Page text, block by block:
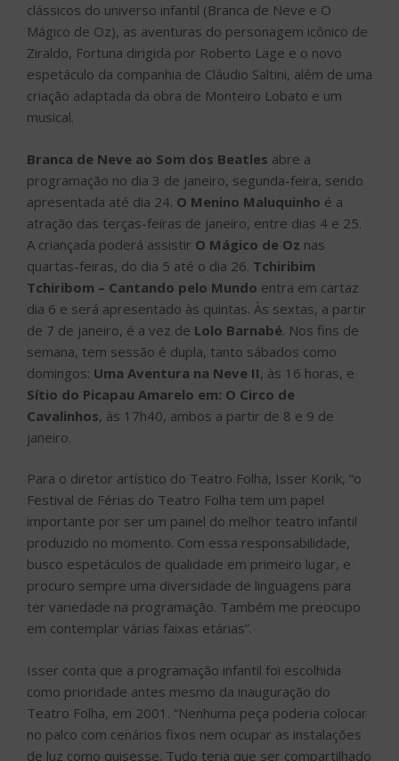
clássicos do universo infantil (Branca de Neve e O
Mágico de Oz), as aventuras do personagem icônico de
Ziraldo, Fortuna dirigida por Roberto Lage e o novo
espetáculo da companhia de Cláudio Saltini, além de uma
criação adaptada da obra de Monteiro Lobato e um
musical.
Branca de Neve ao Som dos Beatles abre a
programação no dia 3 de janeiro, segunda-feira, sendo
apresentada até dia 24. O Menino Maluquinho é a
atração das terças-feiras de janeiro, entre dias 4 e 25.
A criançada poderá assistir O Mágico de Oz nas
quartas-feiras, do dia 5 até o dia 26. Tchiribim
Tchiribom – Cantando pelo Mundo entra em cartaz
dia 6 e será apresentado às quintas. Às sextas, a partir
de 7 de janeiro, é a vez de Lolo Barnabé. Nos fins de
semana, tem sessão é dupla, tanto sábados como
domingos: Uma Aventura na Neve II, às 16 horas, e
Sítio do Picapau Amarelo em: O Circo de
Cavalinhos, às 17h40, ambos a partir de 8 e 9 de
janeiro.
Para o diretor artístico do Teatro Folha, Isser Korik, “o
Festival de Férias do Teatro Folha tem um papel
importante por ser um painel do melhor teatro infantil
produzido no momento. Com essa responsabilidade,
busco espetáculos de qualidade em primeiro lugar, e
procuro sempre uma diversidade de linguagens para
ter variedade na programação. Também me preocupo
em contemplar várias faixas etárias”.
Isser conta que a programação infantil foi escolhida
como prioridade antes mesmo da inauguração do
Teatro Folha, em 2001. “Nenhuma peça poderia colocar
no palco com cenários fixos nem ocupar as instalações
de luz como quisesse. Tudo teria que ser compartilhado